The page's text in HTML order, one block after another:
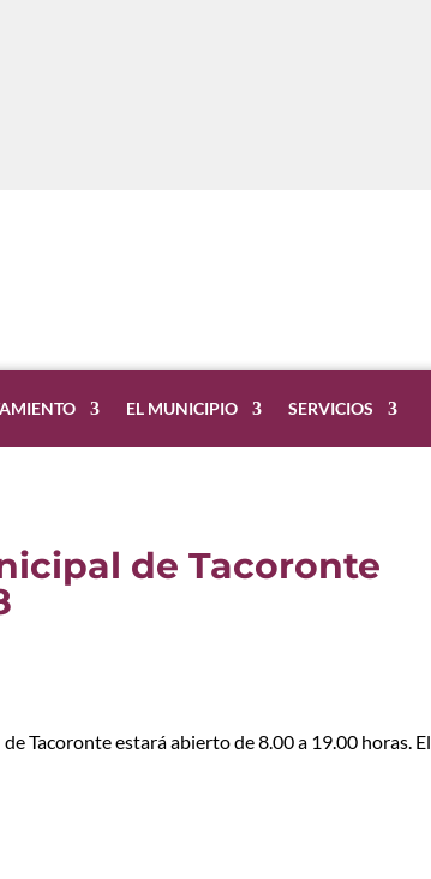
EL MUNICIPIO SERVICIOS
de Tacoronte
Tacoronte estará abierto de 8.00 a 19.00 horas. El